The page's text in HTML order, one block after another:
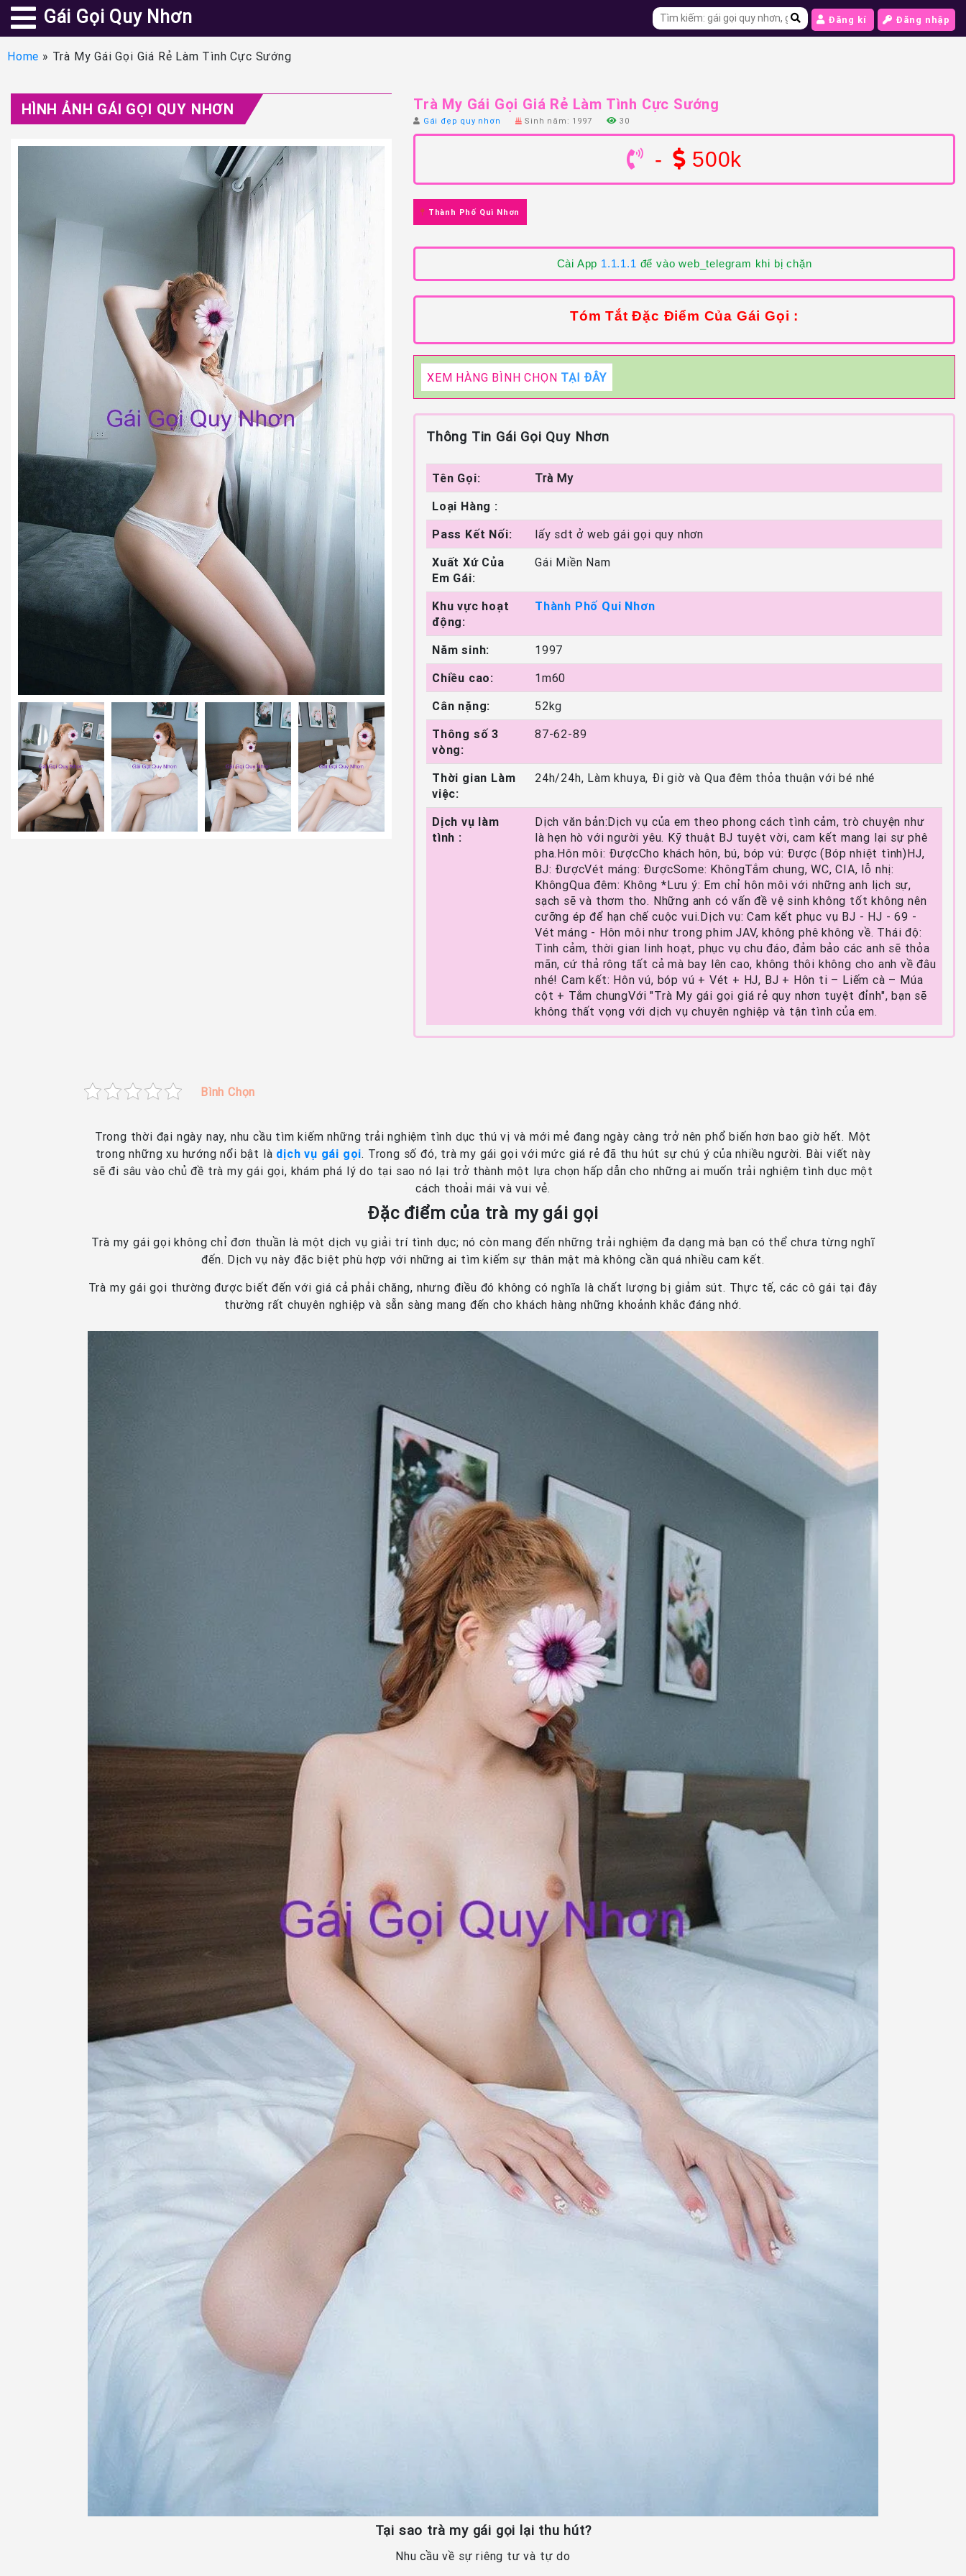
Gái Gọi Quy Nhơn Đăng kí Đăng nhập
Home » Trà My Gái Gọi Giá Rẻ Làm Tình Cực Sướng
HÌNH ẢNH GÁI GỌI QUY NHƠN Trà My Gái Gọi Giá Rẻ Làm Tình Cực Sướng
Gái đẹp quy nhơn Sinh năm: 1997 30
- 500k
Thành Phố Qui Nhơn
Cài App 1.1.1.1 để vào web_telegram khi bị chặn
Tóm Tắt Đặc Điểm Của Gái Gọi :
XEM HÀNG BÌNH CHỌN TẠI ĐÂY
Thông Tin Gái Gọi Quy Nhơn
Tên Gọi:
Trà My
Loại Hàng :
Pass Kết Nối:
lấy sdt ở web gái gọi quy nhơn
Xuất Xứ Của
Em Gái:
Gái Miền Nam
Khu vực hoạt
động:
Thành Phố Qui Nhơn
Năm sinh:
1997
Chiều cao:
1m60
Cân nặng:
52kg
Thông số 3
vòng:
87-62-89
Thời gian Làm
việc:
24h/24h, Làm khuya, Đi giờ và Qua đêm thỏa thuận với bé nhé
Dịch vụ làm
tình :
Dịch văn bản:Dịch vụ của em theo phong cách tình cảm, trò chuyện như
là hẹn hò với người yêu. Kỹ thuật BJ tuyệt vời, cam kết mang lại sự phê
pha.Hôn môi: ĐượcCho khách hôn, bú, bóp vú: Được (Bóp nhiệt tình)HJ,
BJ: ĐượcVét máng: ĐượcSome: KhôngTắm chung, WC, CIA, lỗ nhị:
KhôngQua đêm: Không *Lưu ý: Em chỉ hôn môi với những anh lịch sự,
sạch sẽ và thơm tho. Những anh có vấn đề vệ sinh không tốt không nên
cưỡng ép để hạn chế cuộc vui.Dịch vụ: Cam kết phục vụ BJ - HJ - 69 -
Vét máng - Hôn môi như trong phim JAV, không phê không về. Thái độ:
Tình cảm, thời gian linh hoạt, phục vụ chu đáo, đảm bảo các anh sẽ thỏa
mãn, cứ thả rông tất cả mà bay lên cao, không thôi không cho anh về đâu
nhé! Cam kết: Hôn vú, bóp vú + Vét + HJ, BJ + Hôn ti – Liếm cà – Múa
cột + Tắm chungVới "Trà My gái gọi giá rẻ quy nhơn tuyệt đỉnh", bạn sẽ
không thất vọng với dịch vụ chuyên nghiệp và tận tình của em.
Bình Chọn
Trong thời đại ngày nay, nhu cầu tìm kiếm những trải nghiệm tình dục thú vị và mới mẻ đang ngày càng trở nên phổ biến hơn bao giờ hết. Một
trong những xu hướng nổi bật là dịch vụ gái gọi. Trong số đó, trà my gái gọi với mức giá rẻ đã thu hút sự chú ý của nhiều người. Bài viết này
sẽ đi sâu vào chủ đề trà my gái gọi, khám phá lý do tại sao nó lại trở thành một lựa chọn hấp dẫn cho những ai muốn trải nghiệm tình dục một
cách thoải mái và vui vẻ.
Đặc điểm của trà my gái gọi
Trà my gái gọi không chỉ đơn thuần là một dịch vụ giải trí tình dục; nó còn mang đến những trải nghiệm đa dạng mà bạn có thể chưa từng nghĩ
đến. Dịch vụ này đặc biệt phù hợp với những ai tìm kiếm sự thân mật mà không cần quá nhiều cam kết.
Trà my gái gọi thường được biết đến với giá cả phải chăng, nhưng điều đó không có nghĩa là chất lượng bị giảm sút. Thực tế, các cô gái tại đây
thường rất chuyên nghiệp và sẵn sàng mang đến cho khách hàng những khoảnh khắc đáng nhớ.
Tại sao trà my gái gọi lại thu hút?
Nhu cầu về sự riêng tư và tự do